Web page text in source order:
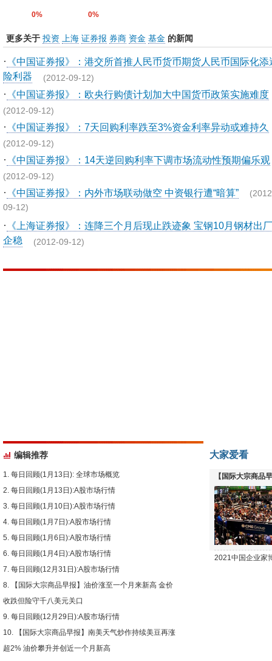
0% 0%
更多关于 投资 上海 证券报 券商 资金 基金 的新闻
· 《中国证券报》：港交所首推人民币货币期货人民币国际化添
险利器 (2012-09-12)
· 《中国证券报》：欧央行购债计划加大中国货币政策实施难度
(2012-09-12)
· 《中国证券报》：7天回购利率跌至3%资金利率异动或难持久
(2012-09-12)
· 《中国证券报》：14天逆回购利率下调市场流动性预期偏乐观
(2012-09-12)
· 《中国证券报》：内外市场联动做空 中资银行遭“暗算”
09-12)
·
《上海证券报》：连降三个月后现止跌迹象 宝钢10月钢材出
企稳 (2012-09-12)
编辑推荐
每日回顾(1月13日): 全球市场概览
每日回顾(1月13日):A股市场行情
每日回顾(1月10日):A股市场行情
每日回顾(1月7日):A股市场行情
每日回顾(1月6日):A股市场行情
每日回顾(1月4日):A股市场行情
每日回顾(12月31日):A股市场行情
【国际大宗商品早报】油价涨至一个月来新高 金价
收跌但险守千八美元关口
每日回顾(12月29日):A股市场行情
【国际大宗商品早报】南美天气炒作持续美豆再涨
超2% 油价攀升并创近一个月新高
大家爱看
【国际大宗商品
下跌
2021中国企业家